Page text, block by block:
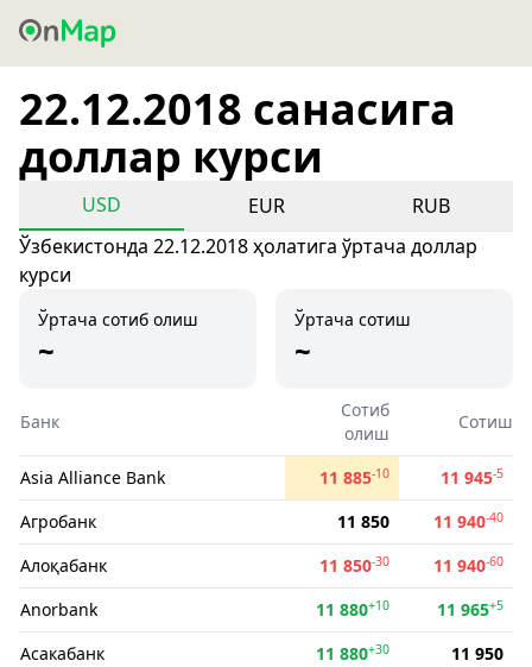
22.12.2018 санасига
доллар курси
USD EUR
RUB
Ўзбекистонда 22.12.2018 ҳолатига ўртача доллар
курси
Ўртача сотиб олиш
~
Ўртача сотиш
~
Банк
Сотиб
олиш
Сотиш
Asia Alliance Bank 11 885-10 11 945-5
Агробанк 11 850 11 940-40
Алоқабанк 11 850-30 11 940-60
Anorbank 11 880+10 11 965+5
Асакабанк 11 880+30
11 950